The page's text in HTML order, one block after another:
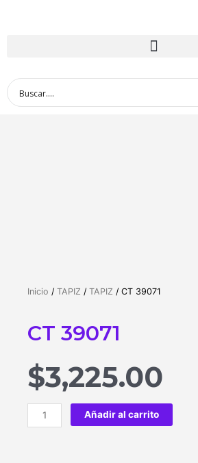
Inicio / TAPIZ / TAPIZ / CT 39071
CT 39071
$3,225.00
Añadir al carrito